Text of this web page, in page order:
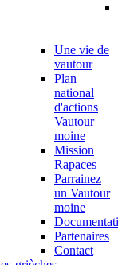
Une vie de
vautour
Plan
national
d'actions
Vautour
moine
Mission
Rapaces
Parrainez
un Vautour
moine
Partenaires
Contact